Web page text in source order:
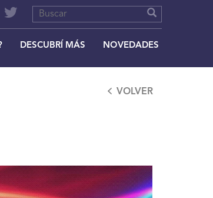
DESCUBRÍ MÁS NOVEDADES
VOLVER